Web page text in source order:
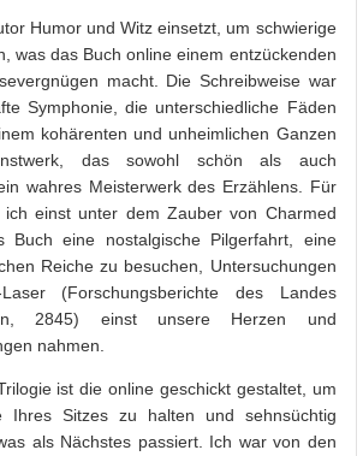
Humor und Witz einsetzt, um schwierige
was das Buch online einem entzückenden
macht. Die Schreibweise war
Symphonie, die unterschiedliche Fäden
kohärenten und unheimlichen Ganzen
das sowohl schön als auch
wahres Meisterwerk des Erzählens. Für
einst unter dem Zauber von Charmed
Buch eine nostalgische Pilgerfahrt, eine
Reiche zu besuchen, Untersuchungen
(Forschungsberichte des Landes
2845) einst unsere Herzen und
nahmen.
ist die online geschickt gestaltet, um
Sitzes zu halten und sehnsüchtig
als Nächstes passiert. Ich war von den